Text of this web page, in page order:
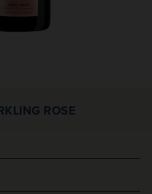
ROSE